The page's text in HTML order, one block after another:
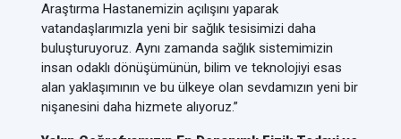
Araştırma Hastanemizin açılışını yaparak
vatandaşlarımızla yeni bir sağlık tesisimizi daha
buluşturuyoruz. Aynı zamanda sağlık sistemimizin
insan odaklı dönüşümünün, bilim ve teknolojiyi esas
alan yaklaşımının ve bu ülkeye olan sevdamızın yeni bir
nişanesini daha hizmete alıyoruz.”